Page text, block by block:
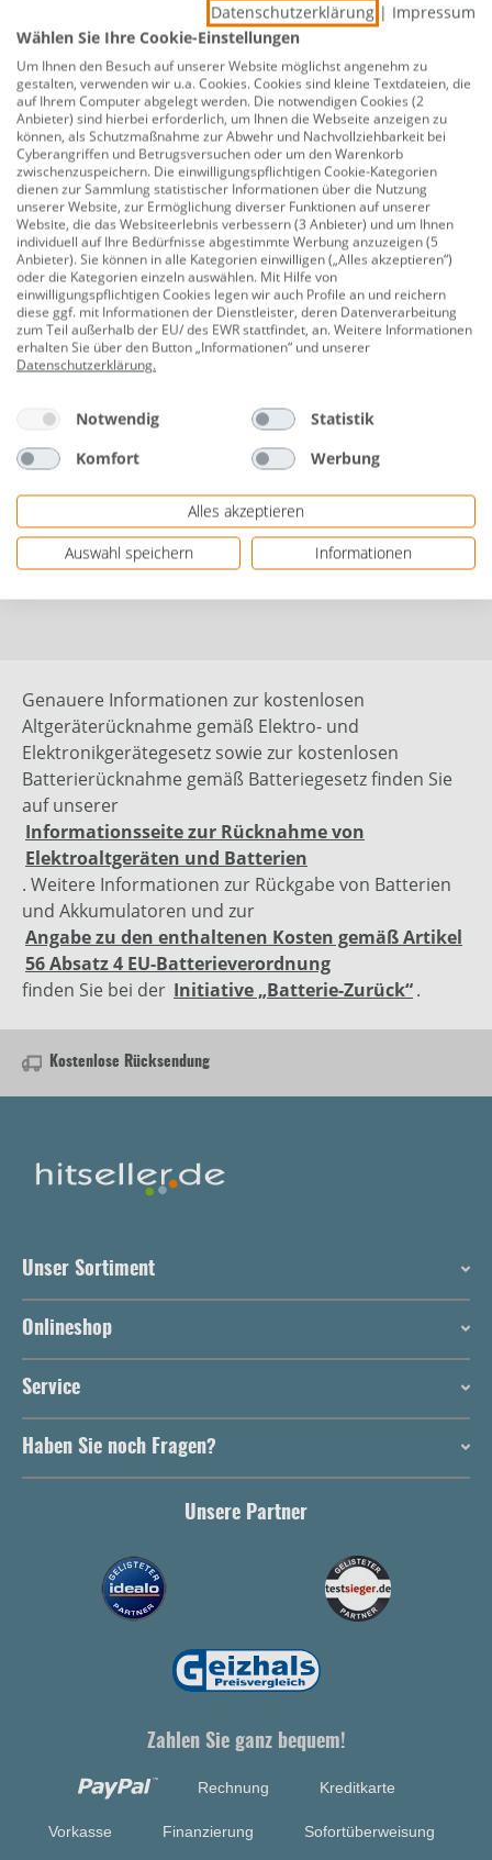
Für unsere Gummifischserie wurde eine extra weiche
Gummimischung verwendet. Gleichzeitig haben wir die
Farbgebung optimiert und ein neues
Verpackungsdesign umgesetzt. Der Rücken von allen
Shads ist geschlitzt, was das Einführen des Jighakens
deutlich vereinfacht. Aromatisiert mit Fish taste -
salted.
Größe: 7,5 cm
motoroil silver
glitter
aromatisiert: fish taste - salted
12 Stück
Herstellerinformationen: PALADIN GmbH & Co. KG |
Alte Ziegelei 24 | 51588 Nümbrecht-Elsenroth,
DEUTSCHLAND | eMail: info@paladin.de |
Herstellernr. 2814018
Bewertungen
Genauere Informationen zur kostenlosen
Altgeräterücknahme gemäß Elektro- und
Elektronikgerätegesetz sowie zur kostenlosen
Batterierücknahme gemäß Batteriegesetz finden Sie
auf unserer
Informationsseite zur Rücknahme von
Elektroaltgeräten und Batterien
. Weitere Informationen zur Rückgabe von Batterien
und Akkumulatoren und zur
Angabe zu den enthaltenen Kosten gemäß Artikel
56 Absatz 4 EU-Batterieverordnung
finden Sie bei der Initiative „Batterie-Zurück“.
Kostenlose Rücksendung
Unser Sortiment
Onlineshop
Service
Haben Sie noch Fragen?
Unsere Partner
Zahlen Sie ganz bequem!
Rechnung Kreditkarte
Vorkasse Finanzierung Sofortüberweisung
Datenschutzerklärung | Impressum
Wählen Sie Ihre Cookie-Einstellungen
Um Ihnen den Besuch auf unserer Website möglichst angenehm zu
gestalten, verwenden wir u.a. Cookies. Cookies sind kleine Textdateien, die
auf Ihrem Computer abgelegt werden. Die notwendigen Cookies (2
Anbieter) sind hierbei erforderlich, um Ihnen die Webseite anzeigen zu
können, als Schutzmaßnahme zur Abwehr und Nachvollziehbarkeit bei
Cyberangriffen und Betrugsversuchen oder um den Warenkorb
zwischenzuspeichern. Die einwilligungspflichtigen Cookie-Kategorien
dienen zur Sammlung statistischer Informationen über die Nutzung
unserer Website, zur Ermöglichung diverser Funktionen auf unserer
Website, die das Websiteerlebnis verbessern (3 Anbieter) und um Ihnen
individuell auf Ihre Bedürfnisse abgestimmte Werbung anzuzeigen (5
Anbieter). Sie können in alle Kategorien einwilligen („Alles akzeptieren“)
oder die Kategorien einzeln auswählen. Mit Hilfe von
einwilligungspflichtigen Cookies legen wir auch Profile an und reichern
diese ggf. mit Informationen der Dienstleister, deren Datenverarbeitung
zum Teil außerhalb der EU/ des EWR stattfindet, an. Weitere Informationen
erhalten Sie über den Button „Informationen“ und unserer
Datenschutzerklärung.
Notwendig
Statistik
Komfort
Werbung
Alles akzeptieren
Auswahl speichern
Informationen